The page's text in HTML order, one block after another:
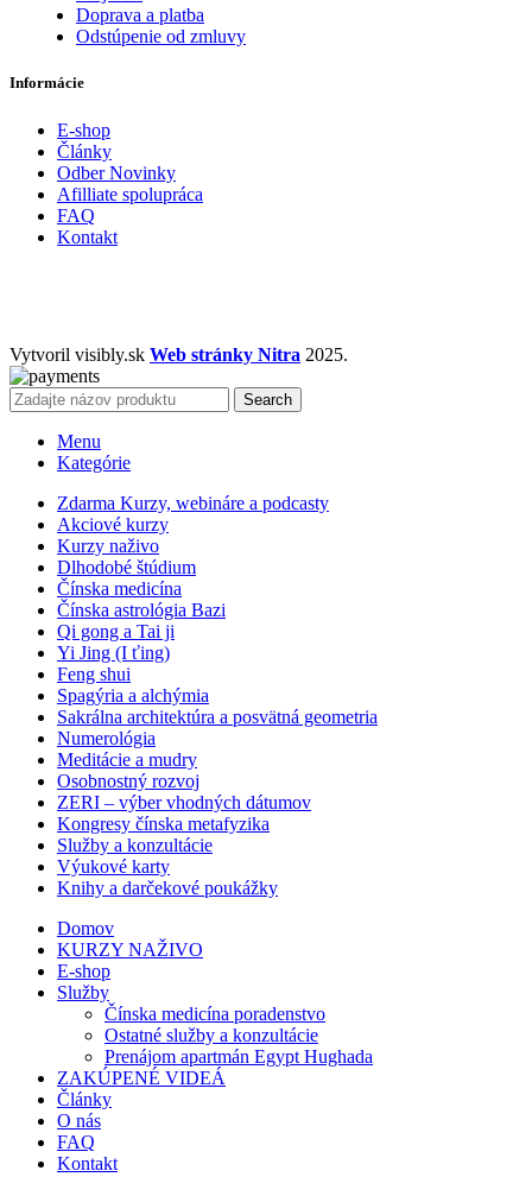
Doprava a platba
Odstúpenie od zmluvy
Informácie
E-shop
Články
Odber Novinky
Afilliate spolupráca
FAQ
Kontakt
Vytvoril visibly.sk Web stránky Nitra 2025.
Search
Menu
Kategórie
Zdarma Kurzy, webináre a podcasty
Akciové kurzy
Kurzy naživo
Dlhodobé štúdium
Čínska medicína
Čínska astrológia Bazi
Qi gong a Tai ji
Yi Jing (I ťing)
Feng shui
Spagýria a alchýmia
Sakrálna architektúra a posvätná geometria
Numerológia
Meditácie a mudry
Osobnostný rozvoj
ZERI – výber vhodných dátumov
Kongresy čínska metafyzika
Služby a konzultácie
Výukové karty
Knihy a darčekové poukážky
Domov
KURZY NAŽIVO
E-shop
Služby
Čínska medicína poradenstvo
Ostatné služby a konzultácie
Prenájom apartmán Egypt Hughada
ZAKÚPENÉ VIDEÁ
Články
O nás
FAQ
Kontakt